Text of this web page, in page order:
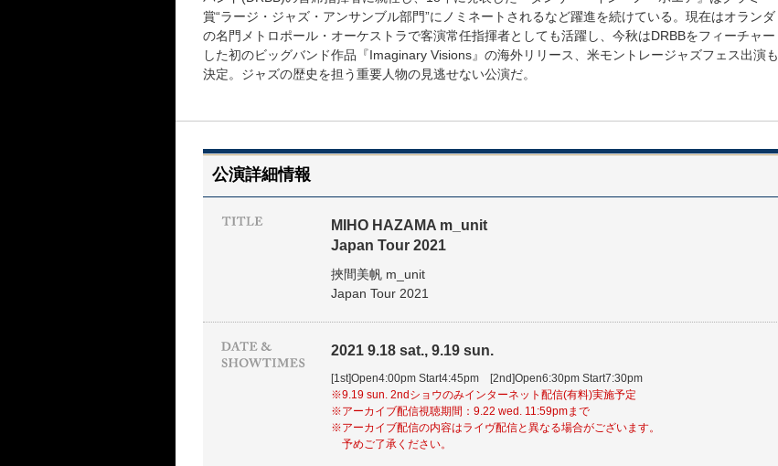
賞“ラージ・ジャズ・アンサンブル部門”にノミネートされるなど躍進を続けている。現在はオランダ
の名門メトロポール・オーケストラで客演常任指揮者としても活躍し、今秋はDRBBをフィーチャー
した初のビッグバンド作品『Imaginary Visions』の海外リリース、米モントレージャズフェス出演も
決定。ジャズの歴史を担う重要人物の見逃せない公演だ。
公演詳細情報
MIHO HAZAMA m_unit
Japan Tour 2021
挾間美帆 m_unit
Japan Tour 2021
2021 9.18 sat., 9.19 sun.
[1st]Open4:00pm Start4:45pm [2nd]Open6:30pm Start7:30pm
※9.19 sun. 2ndショウのみインターネット配信(有料)実施予定
※アーカイブ配信視聴期間：9.22 wed. 11:59pmまで
※アーカイブ配信の内容はライヴ配信と異なる場合がございます。
予めご了承ください。